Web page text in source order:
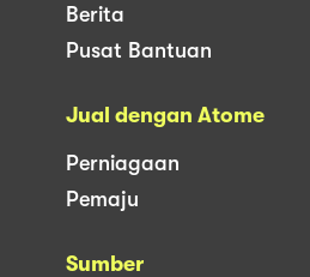
Berita
Pusat Bantuan
Jual dengan Atome
Perniagaan
Pemaju
Sumber